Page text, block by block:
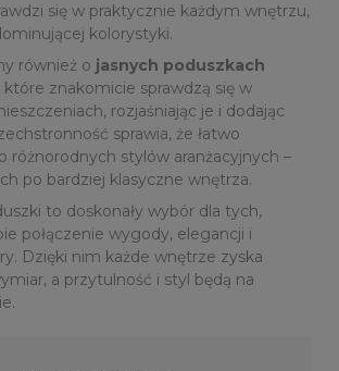
się w praktycznie każdym wnętrzu,
kolorystyki.
również o jasnych poduszkach
które znakomicie sprawdzą się w
rozjaśniając je i dodając
sprawia, że łatwo
różnorodnych stylów aranżacyjnych –
po bardziej klasyczne wnętrza.
to doskonały wybór dla tych,
połączenie wygody, elegancji i
Dzięki nim każde wnętrze zyska
a przytulność i styl będą na